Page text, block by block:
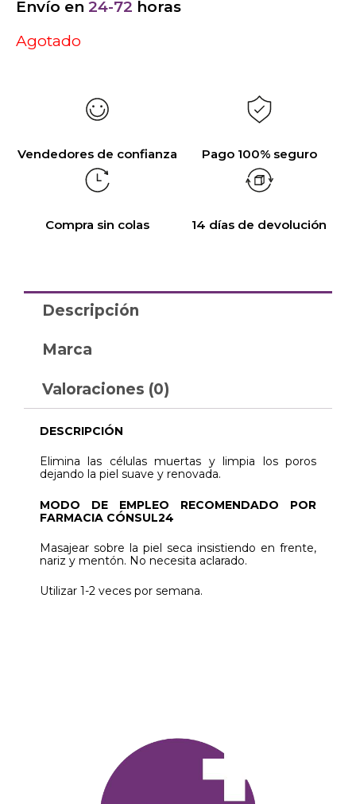
Envío en 24-72 horas
Agotado
Vendedores de confianza Pago 100% seguro
Compra sin colas 14 días de devolución
Descripción
Marca
Valoraciones (0)
DESCRIPCIÓN
Elimina las células muertas y limpia los poros
dejando la piel suave y renovada.
MODO DE EMPLEO RECOMENDADO POR
FARMACIA CÓNSUL24
Masajear sobre la piel seca insistiendo en frente,
nariz y mentón. No necesita aclarado.
Utilizar 1-2 veces por semana.